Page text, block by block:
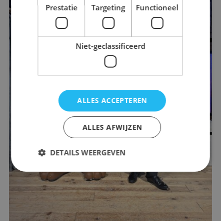
Prestatie Targeting Functioneel
Niet-geclassificeerd
ALLES ACCEPTEREN
ALLES AFWIJZEN
DETAILS WEERGEVEN